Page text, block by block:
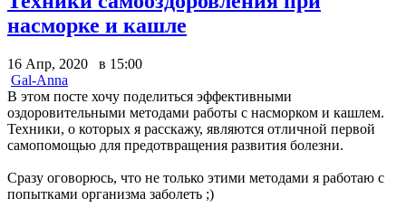
насморке и кашле
16 Апр, 2020 в 15:00
Gal-Anna
В этом посте хочу поделиться эффективными
оздоровительными методами работы с насморком и кашлем.
Техники, о которых я расскажу, являются отличной первой
самопомощью для предотвращения развития болезни.
Сразу оговорюсь, что не только этими методами я работаю с
попытками организма заболеть ;)